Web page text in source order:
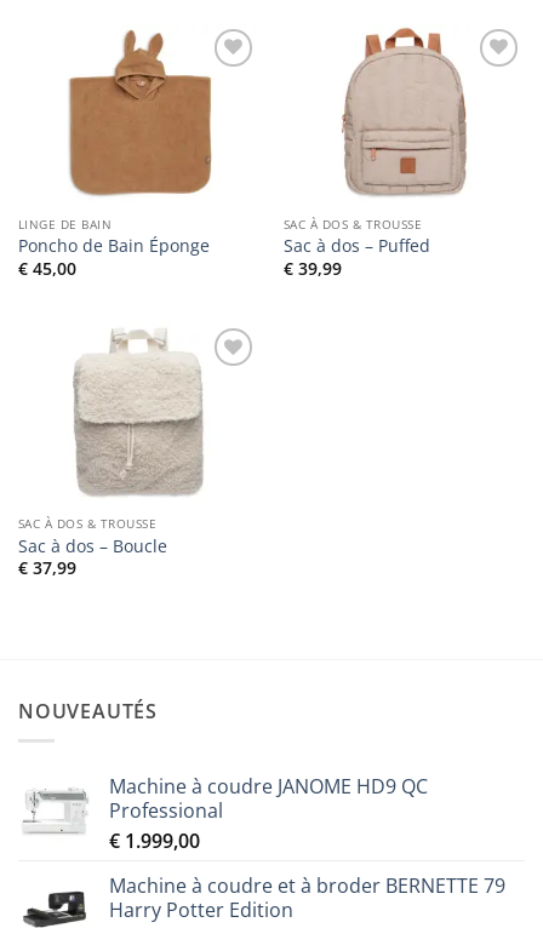
Ajouter
de
souhaits
LINGE DE BAIN
Poncho de Bain Éponge
€45,00
Ajouter
à la liste
souhaits
SAC À DOS & TROUSSE
Sac à dos – Puffed
€39,99
Ajouter
à la liste
souhaits
SAC À DOS & TROUSSE
Sac à dos – Boucle
€37,99
NOUVEAUTÉS
Machine à coudre JANOME HD9 QC
Professional
€ 1.999,00
Machine à coudre et à broder BERNETTE 79
Harry Potter Edition